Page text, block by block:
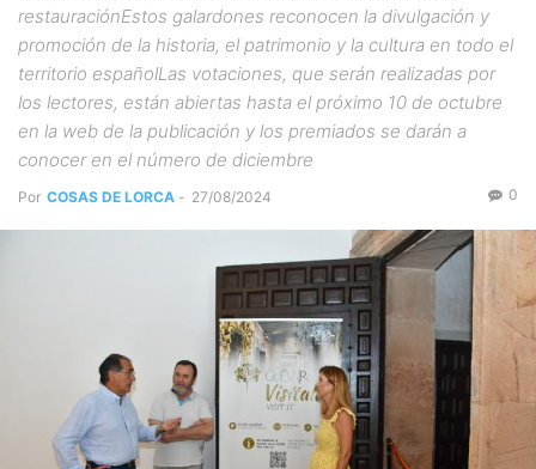
restauraciónEstos galardones reconocen la divulgación y
promoción de la historia, el patrimonio y la cultura en todo el
territorio españolLas votaciones, que serán realizadas por
los lectores, están abiertas hasta el próximo 10 de octubre
en la web de la publicación y los premiados se darán a
conocer en el número de diciembre
Por COSAS DE LORCA - 27/08/2024 0